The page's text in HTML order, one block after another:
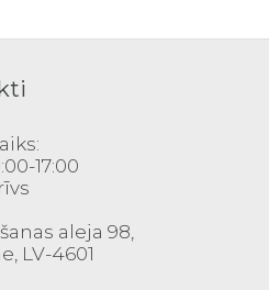
17:00
aleja 98,
LV-4601